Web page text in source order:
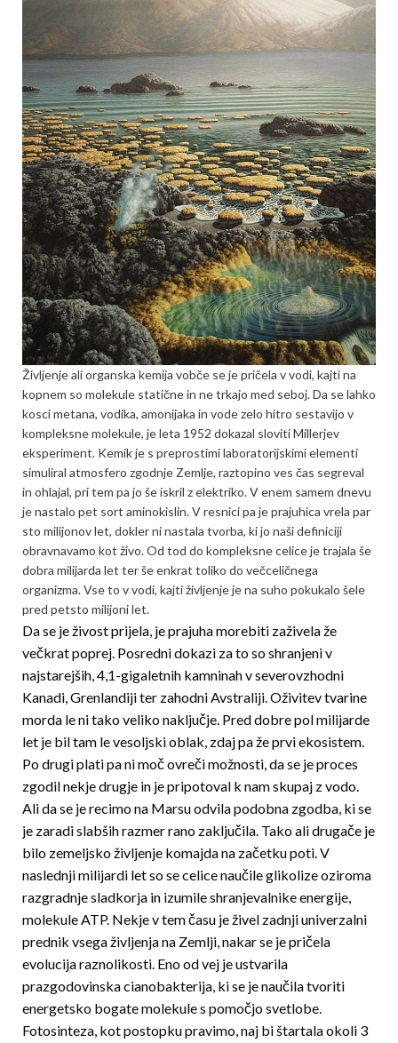
Življenje ali organska kemija vobče se je pričela v vodi, kajti na
kopnem so molekule statične in ne trkajo med seboj. Da se lahko
kosci metana, vodika, amonijaka in vode zelo hitro sestavijo v
kompleksne molekule, je leta 1952 dokazal sloviti Millerjev
eksperiment. Kemik je s preprostimi laboratorijskimi elementi
simuliral atmosfero zgodnje Zemlje, raztopino ves čas segreval
in ohlajal, pri tem pa jo še iskril z elektriko. V enem samem dnevu
je nastalo pet sort aminokislin. V resnici pa je prajuhica vrela par
sto milijonov let, dokler ni nastala tvorba, ki jo naši definiciji
obravnavamo kot živo. Od tod do kompleksne celice je trajala še
dobra milijarda let ter še enkrat toliko do večceličnega
organizma. Vse to v vodi, kajti življenje je na suho pokukalo šele
pred petsto milijoni let.
Da se je živost prijela, je prajuha morebiti zaživela že
večkrat poprej. Posredni dokazi za to so shranjeni v
najstarejših, 4,1-gigaletnih kamninah v severo­vzhodni
Kanadi, Grenlandiji ter zahodni Avstraliji. Oživitev tvarine
morda le ni tako veliko naključje. Pred dobre pol milijarde
let je bil tam le vesoljski oblak, zdaj pa že prvi ekosistem.
Po drugi plati pa ni moč ovreči možnosti, da se je proces
zgodil nekje drugje in je pripotoval k nam skupaj z vodo.
Ali da se je recimo na Marsu odvila podobna zgodba, ki se
je zaradi slabših razmer rano zaklju­čila. Tako ali drugače je
bilo zemeljsko življenje komajda na začetku poti. V
naslednji milijardi let so se celice naučile glikolize oziroma
razgradnje sladkorja in izumile shranjevalnike energije,
molekule ATP. Nekje v tem času je živel zadnji univerzalni
prednik vsega življenja na Zemlji, nakar se je pričela
evolucija raznolikosti. Eno od vej je ustvarila
prazgodovinska cianobakterija, ki se je naučila tvoriti
energetsko bogate molekule s pomočjo svetlobe.
Fotosinteza, kot postopku pravimo, naj bi štartala okoli 3